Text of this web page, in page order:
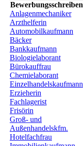
Bewerbungsschreiben
Anlagenmechaniker
Arzthelferin
Automobilkaufmann
Bäcker
Bankkaufmann
Biologielaborant
Bürokauffrau
Chemielaborant
Einzelhandelskaufmann
Erzieherin
Fachlagerist
Frisörin
Groß- und
Außenhandelskfm.
Hotelfachfrau